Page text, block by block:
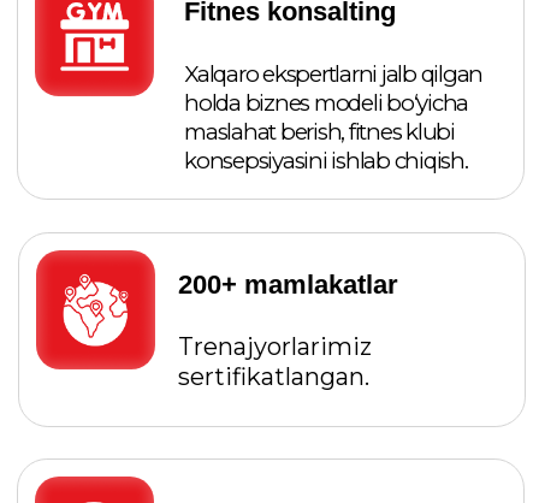
Ruxsat etilgan 24/7 xizmat
ko‘rsatish markazi
Xususiy servis markazi va
Fitnes zallarini
avtomatlashtirish
SKUD, onlayn qulflar va